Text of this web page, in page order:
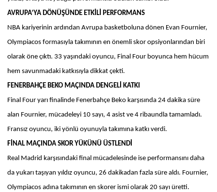
AVRUPA’YA DÖNÜŞÜNDE ETKİLİ PERFORMANS
NBA kariyerinin ardından Avrupa basketboluna dönen Evan Fournier,
Olympiacos formasıyla takımının en önemli skor opsiyonlarından biri
olarak öne çıktı. 33 yaşındaki oyuncu, Final Four boyunca hem hücum
hem savunmadaki katkısıyla dikkat çekti.
FENERBAHÇE BEKO MAÇINDA DENGELİ KATKI
Final Four yarı finalinde Fenerbahçe Beko karşısında 24 dakika süre
alan Fournier, mücadeleyi 10 sayı, 4 asist ve 4 ribaundla tamamladı.
Fransız oyuncu, iki yönlü oyunuyla takımına katkı verdi.
FİNAL MAÇINDA SKOR YÜKÜNÜ ÜSTLENDİ
Real Madrid karşısındaki final mücadelesinde ise performansını daha
da yukarı taşıyan yıldız oyuncu, 26 dakikadan fazla süre aldı. Fournier,
Olympiacos adına takımının en skorer ismi olarak 20 sayı üretti.